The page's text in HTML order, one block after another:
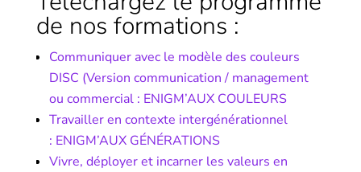
de nos formations :
Communiquer avec le modèle des couleurs
DISC (Version communication / management
ou commercial : ENIGM’AUX COULEURS
Travailler en contexte intergénérationnel
: ENIGM’AUX GÉNÉRATIONS
Vivre, déployer et incarner les valeurs en